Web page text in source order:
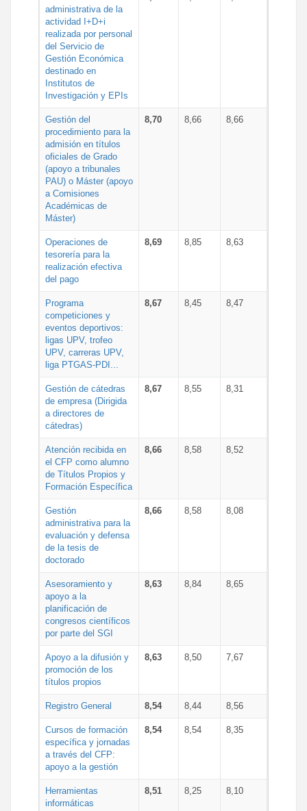
administrativa de la
actividad I+D+i
realizada por personal
del Servicio de
Gestión Económica
destinado en
Institutos de
Investigación y EPIs
Gestión del
procedimiento para la
admisión en títulos
oficiales de Grado
(apoyo a tribunales
PAU) o Máster (apoyo
a Comisiones
Académicas de
Máster)
8,70 8,66 8,66
Operaciones de
tesorería para la
realización efectiva
del pago
8,69 8,85 8,63
Programa
competiciones y
eventos deportivos:
ligas UPV, trofeo
UPV, carreras UPV,
liga PTGAS-PDI...
8,67 8,45 8,47
Gestión de cátedras
de empresa (Dirigida
a directores de
cátedras)
8,67 8,55 8,31
Atención recibida en
el CFP como alumno
de Títulos Propios y
Formación Específica
8,66 8,58 8,52
Gestión
administrativa para la
evaluación y defensa
de la tesis de
doctorado
8,66 8,58 8,08
Asesoramiento y
apoyo a la
planificación de
congresos científicos
por parte del SGI
8,63 8,84 8,65
Apoyo a la difusión y
promoción de los
títulos propios
8,63 8,50 7,67
Registro General 8,54 8,44 8,56
Cursos de formación
específica y jornadas
a través del CFP:
apoyo a la gestión
8,54 8,54 8,35
Herramientas
informáticas
8,51 8,25 8,10